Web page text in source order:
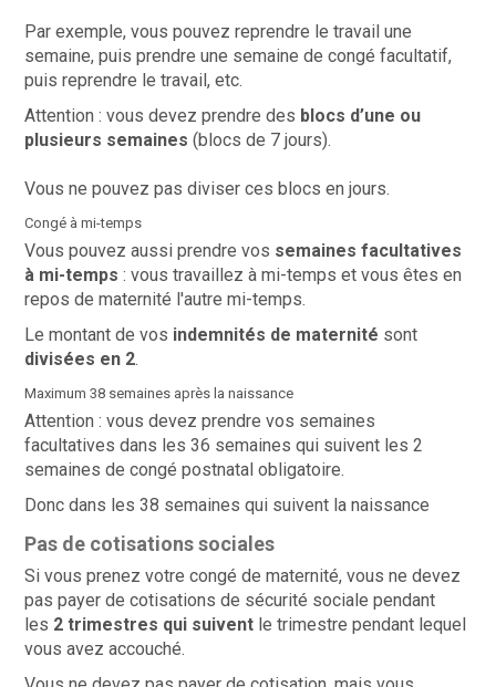
Par exemple, vous pouvez reprendre le travail une
semaine, puis prendre une semaine de congé facultatif,
puis reprendre le travail, etc.
Attention : vous devez prendre des blocs d’une ou
plusieurs semaines (blocs de 7 jours).
Vous ne pouvez pas diviser ces blocs en jours.
Congé à mi-temps
Vous pouvez aussi prendre vos semaines facultatives
à mi-temps: vous travaillez à mi-temps et vous êtes en
repos de maternité l'autre mi-temps.
Le montant de vos indemnités de maternité sont
divisées en 2.
Maximum 38 semaines après la naissance
Attention : vous devez prendre vos semaines
facultatives dans les 36 semaines qui suivent les 2
semaines de congé postnatal obligatoire.
Donc dans les 38 semaines qui suivent la naissance
Pas de cotisations sociales
Si vous prenez votre congé de maternité, vous ne devez
pas payer de cotisations de sécurité sociale pendant
les 2 trimestres qui suivent le trimestre pendant lequel
vous avez accouché.